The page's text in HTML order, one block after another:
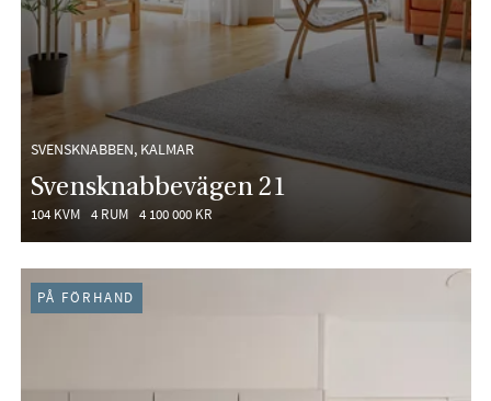
SVENSKNABBEN, KALMAR
Svensknabbevägen 21
104 KVM 4 RUM 4 100 000 KR
PÅ FÖRHAND